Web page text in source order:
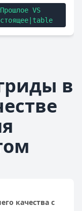
VS
в
качества с